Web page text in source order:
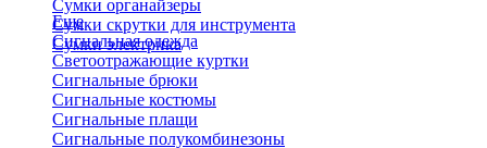
Сумки органайзеры
Сумки скрутки для инструмента
Сумки электрика
Еще
Сигнальная одежда
Светоотражающие куртки
Сигнальные брюки
Сигнальные костюмы
Сигнальные плащи
Сигнальные полукомбинезоны